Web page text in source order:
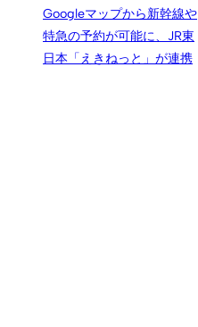
Googleマップから新幹線や
特急の予約が可能に、JR東
日本「えきねっと」が連携